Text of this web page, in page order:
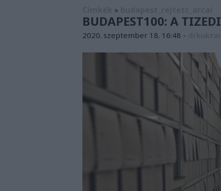
»
BUDAPEST100: A
2020. szeptember 18. 16:48 -